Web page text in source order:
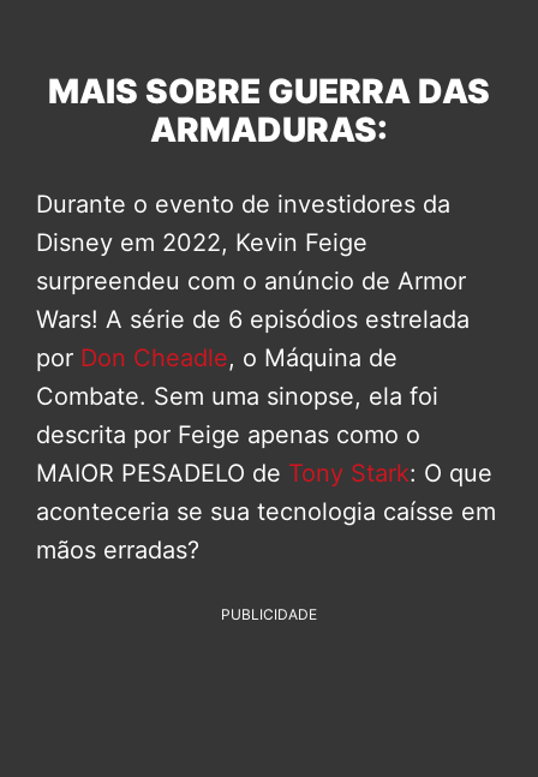
MAIS SOBRE GUERRA DAS
ARMADURAS:
Durante o evento de investidores da
Disney em 2022, Kevin Feige
surpreendeu com o anúncio de Armor
Wars! A série de 6 episódios estrelada
por Don Cheadle, o Máquina de
Combate. Sem uma sinopse, ela foi
descrita por Feige apenas como o
MAIOR PESADELO de Tony Stark: O que
aconteceria se sua tecnologia caísse em
mãos erradas?
PUBLICIDADE